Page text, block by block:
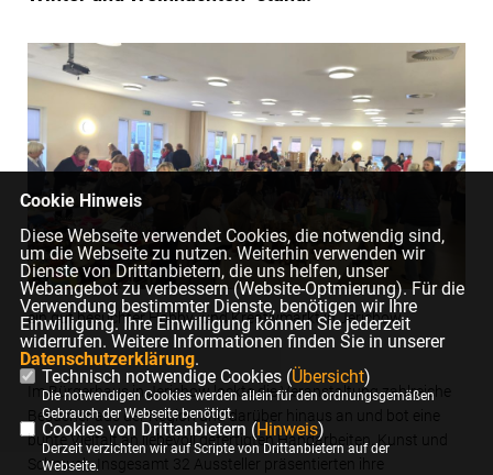
ein gut besuchter Hobby- und Kreativmarkt in Jerichow
Im Bürgerhaus in Jerichow lockte die Veranstaltung zahlreiche
Besucher aus der Region und darüber hinaus an und bot eine
bunte Vielfalt an liebevoll gefertigten Handarbeiten, Kunst und
Schmuck. Insgesamt 32 Aussteller präsentierten ihre
Cookie Hinweis
Diese Webseite verwendet Cookies, die notwendig sind,
um die Webseite zu nutzen. Weiterhin verwenden wir
Dienste von Drittanbietern, die uns helfen, unser
Webangebot zu verbessern (Website-Optmierung). Für die
Verwendung bestimmter Dienste, benötigen wir Ihre
Einwilligung. Ihre Einwilligung können Sie jederzeit
widerrufen. Weitere Informationen finden Sie in unserer
Datenschutzerklärung.
Technisch notwendige Cookies (Übersicht)
Die notwendigen Cookies werden allein für den ordnungsgemäßen
Gebrauch der Webseite benötigt.
Cookies von Drittanbietern (Hinweis)
Derzeit verzichten wir auf Scripte von Drittanbietern auf der
Webseite.